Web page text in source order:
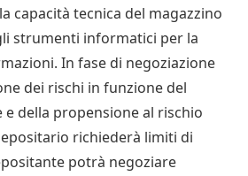
capacità tecnica del magazzino
strumenti informatici per la
In fase di negoziazione
dei rischi in funzione del
della propensione al rischio
richiederà limiti di
potrà negoziare